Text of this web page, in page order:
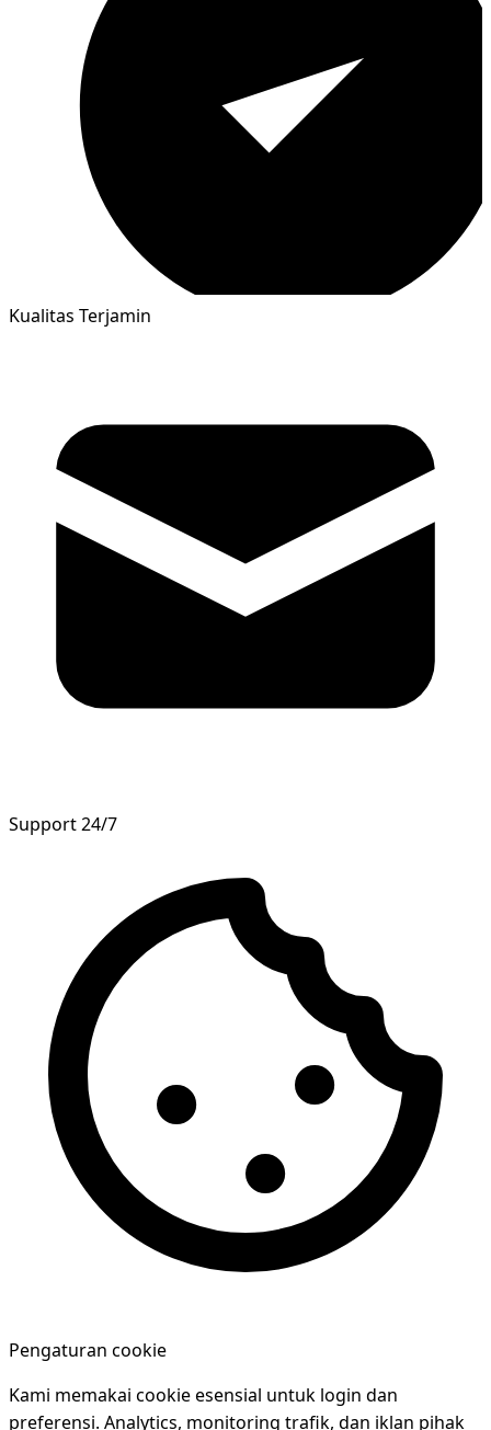
Kualitas Terjamin
Support 24/7
Pengaturan cookie
Kami memakai cookie esensial untuk login dan
preferensi. Analytics, monitoring trafik, dan iklan pihak